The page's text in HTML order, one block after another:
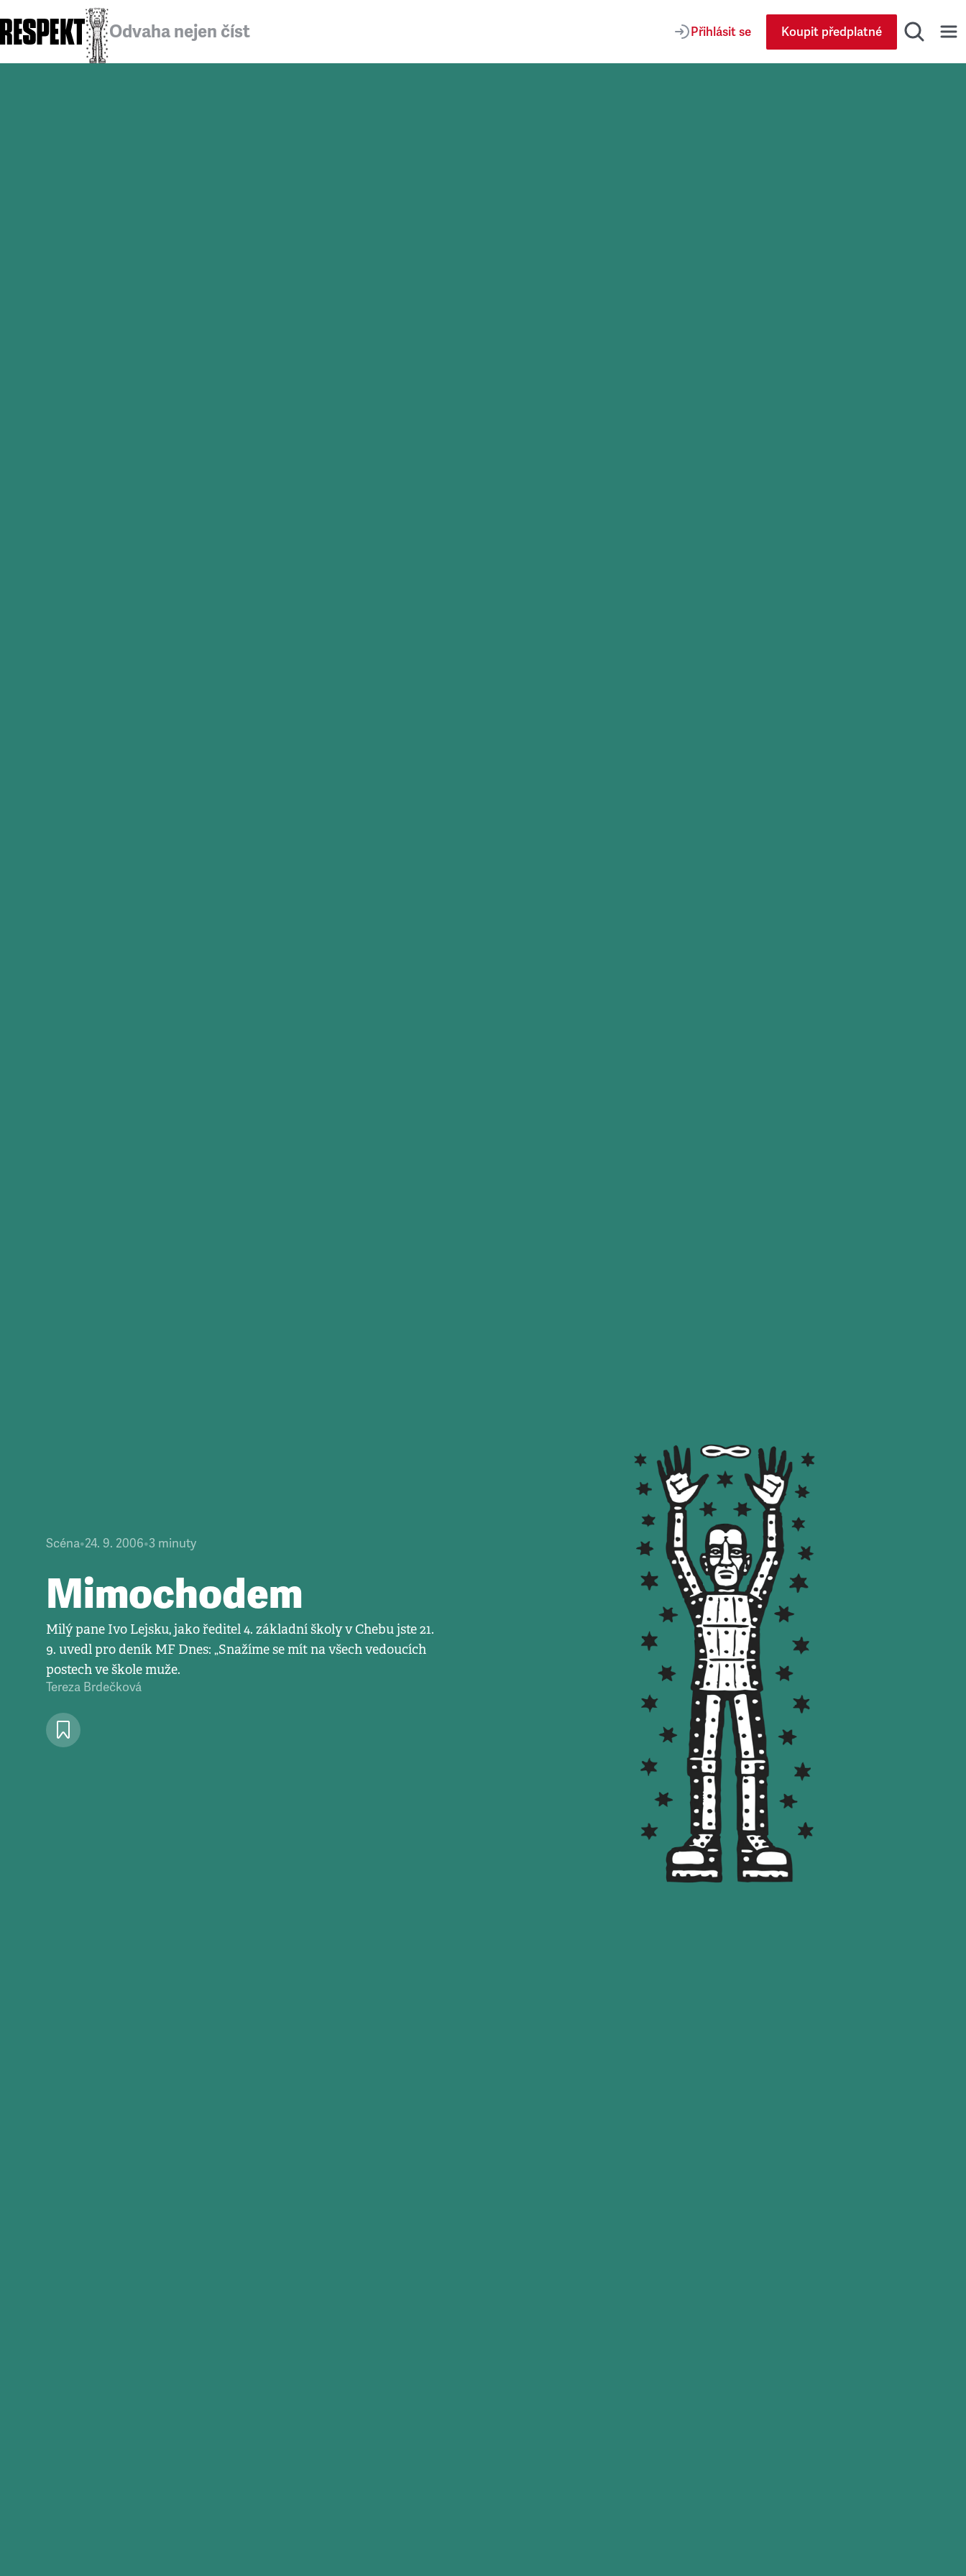
Odvaha nejen číst Přihlásit se Koupit předplatné
Scéna•24. 9. 2006•3 minuty
Mimochodem
Milý pane Ivo Lejsku, jako ředitel 4. základní školy v Chebu jste 21.
9. uvedl pro deník MF Dnes: „Snažíme se mít na všech vedoucích
postech ve škole muže.
Tereza Brdečková